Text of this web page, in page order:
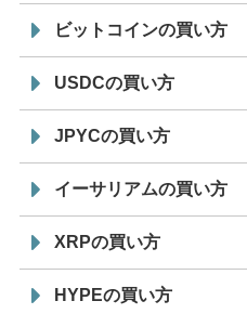
ビットコインの買い方
USDCの買い方
JPYCの買い方
イーサリアムの買い方
XRPの買い方
HYPEの買い方